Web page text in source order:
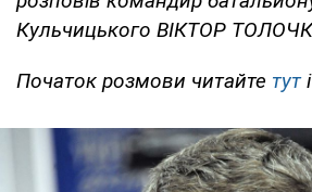
Кульчицького ВІКТОР
Початок розмови читайте туті